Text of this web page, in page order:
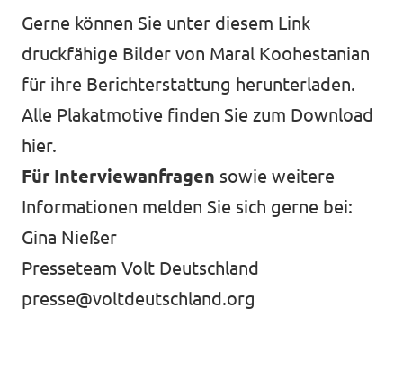
Gerne können Sie unter diesem Link
druckfähige Bilder von Maral Koohestanian
für ihre Berichterstattung herunterladen.
Alle Plakatmotive finden Sie zum Download
hier.
Für Interviewanfragen sowie weitere
Informationen melden Sie sich gerne bei:
Gina Nießer
Presseteam Volt Deutschland
presse@voltdeutschland.org